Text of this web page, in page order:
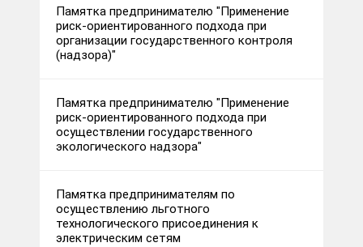
Памятка предпринимателю "Применение
риск-ориентированного подхода при
организации государственного контроля
(надзора)"
Памятка предпринимателю "Применение
риск-ориентированного подхода при
осуществлении государственного
экологического надзора"
Памятка предпринимателям по
осуществлению льготного
технологического присоединения к
электрическим сетям